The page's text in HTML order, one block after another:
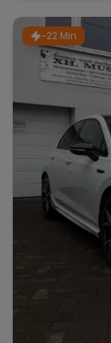
Range Rover
~22 Min